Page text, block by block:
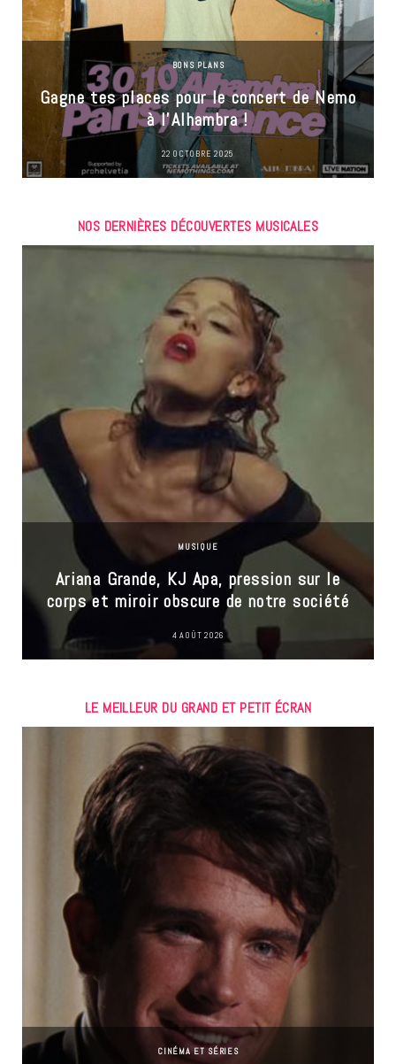
BONS PLANS
Gagne tes places pour le concert de Nemo
à l’Alhambra !
22 OCTOBRE 2025
NOS DERNIÈRES DÉCOUVERTES MUSICALES
MUSIQUE
Ariana Grande, KJ Apa, pression sur le
corps et miroir obscure de notre société
4 AOÛT 2026
LE MEILLEUR DU GRAND ET PETIT ÉCRAN
CINÉMA ET SÉRIES